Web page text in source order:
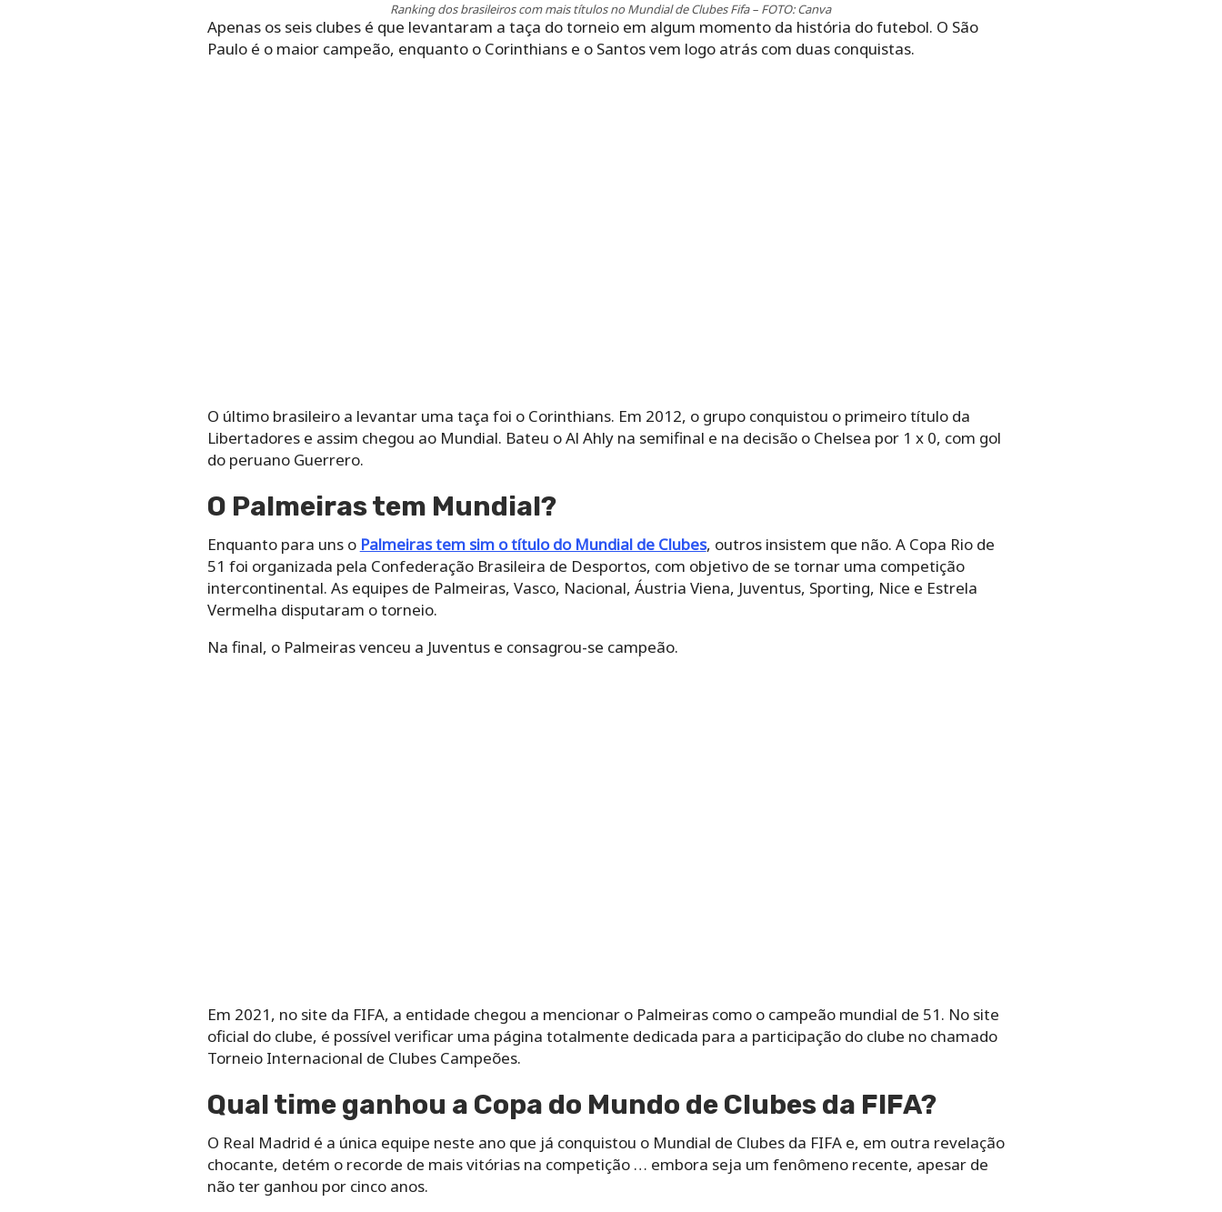
Ranking dos brasileiros com mais títulos no Mundial de Clubes Fifa – FOTO: Canva
Apenas os seis clubes é que levantaram a taça do torneio em algum momento da história do futebol. O São
Paulo é o maior campeão, enquanto o Corinthians e o Santos vem logo atrás com duas conquistas.
O último brasileiro a levantar uma taça foi o Corinthians. Em 2012, o grupo conquistou o primeiro título da
Libertadores e assim chegou ao Mundial. Bateu o Al Ahly na semifinal e na decisão o Chelsea por 1 x 0, com gol
do peruano Guerrero.
O Palmeiras tem Mundial?
Enquanto para uns o Palmeiras tem sim o título do Mundial de Clubes, outros insistem que não. A Copa Rio de
51 foi organizada pela Confederação Brasileira de Desportos, com objetivo de se tornar uma competição
intercontinental. As equipes de Palmeiras, Vasco, Nacional, Áustria Viena, Juventus, Sporting, Nice e Estrela
Vermelha disputaram o torneio.
Na final, o Palmeiras venceu a Juventus e consagrou-se campeão.
Em 2021, no site da FIFA, a entidade chegou a mencionar o Palmeiras como o campeão mundial de 51. No site
oficial do clube, é possível verificar uma página totalmente dedicada para a participação do clube no chamado
Torneio Internacional de Clubes Campeões.
Qual time ganhou a Copa do Mundo de Clubes da FIFA?
O Real Madrid é a única equipe neste ano que já conquistou o Mundial de Clubes da FIFA e, em outra revelação
chocante, detém o recorde de mais vitórias na competição … embora seja um fenômeno recente, apesar de
não ter ganhou por cinco anos.